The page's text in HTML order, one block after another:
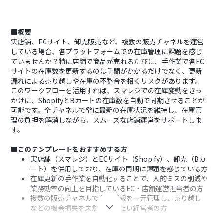
■概要
実店舗、ECサイト、卸売販売など、複数の販売チャネルを運営
している場合、各プラットフォームでの在庫管理に課題を感じ
ていませんか？特に店舗で商品が売れるたびに、手作業で各EC
サイトの在庫数を更新するのは手間がかかるだけでなく、更新
漏れによる売り越しや在庫の不整合を招くリスクがあります。
このワークフローを活用すれば、スマレジでの在庫変動をきっ
かけに、ShopifyとBカートの在庫数を自動で同期させることが
可能です。全チャネルで常に最新の在庫状況を維持し、在庫管
理の負担を解消しながら、スムーズな店舗運営をサポートしま
す。
■このテンプレートをおすすめする方
実店舗（スマレジ）とECサイト（Shopify）、卸売（Bカ
ート）を併用しており、在庫の同期に課題を感じている方
在庫更新の手作業を自動化することで、人的ミスの削減や
業務効率の向上を目指しているEC・店舗運営担当者の方
複数の販売チャネルで在庫情報を一元管理し、売り越し
などの機会損失を未然に防ぎたい経営者の方